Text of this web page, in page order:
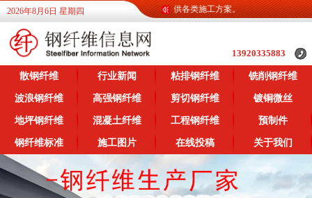
2026年8月6日 星期四
信息网为广大客户提供各类钢纤维信息，提供各类施工方案。
13920335883
散钢纤维 行业新闻 粘排钢纤维 铣削钢纤维
波浪钢纤维 高强钢纤维 剪切钢纤维 镀铜微丝
地坪钢纤维 混凝土纤维 工程钢纤维 预制件
钢纤维标准 施工图片 在线投稿 关于我们